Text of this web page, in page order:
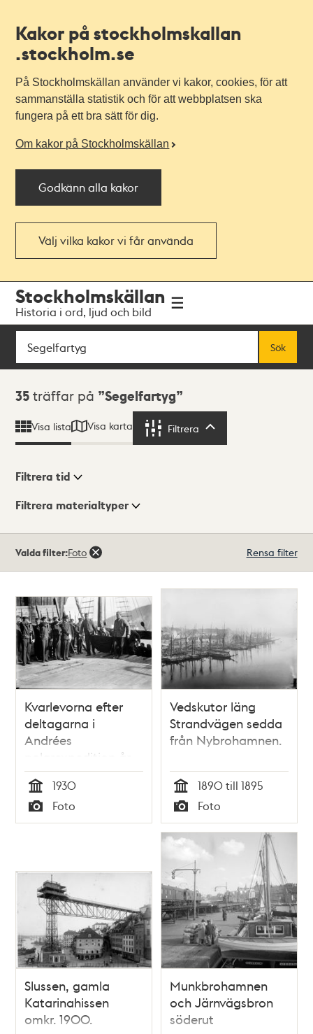
Kakor på stockholmskallan
.stockholm.se
På Stockholmskällan använder vi kakor, cookies, för att
sammanställa statistik och för att webbplatsen ska
fungera på ett bra sätt för dig.
Om kakor på Stockholmskällan
Godkänn alla kakor
Välj vilka kakor vi får använda
navigationen
huvudinnehållet
Stockholmskällan
Historia i ord, ljud och bild
Sök
Sök
Sökresultat
35 träffar på Segelfartyg
Visa lista Visa karta Filtrera
Visningsläge
Filtrera tid
Filtrera materialtyper
träffar
Valda filter:Foto Rensa filter
Kvarlevorna efter
deltagarna i
Andrées
polarexpedition år
1897, Salomon
August Andrée, och
Nils Strindberg, bärs
i land från Bratvaag
Tid
1930
Typ
Foto
Vedskutor läng
Strandvägen sedda
från Nybrohamnen.
Tid
1890 till 1895
Typ
Foto
Slussen, gamla
Katarinahissen
omkr. 1900.
Munkbrohamnen
och Järnvägsbron
söderut